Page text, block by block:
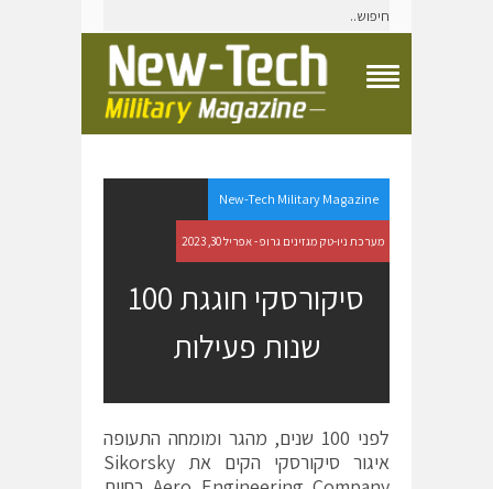
g
l
e
N
a
e
n
u
New-Tech Military Magazine
מערכת ניו-טק מגזינים גרופ - אפריל 30, 2023
סיקורסקי חוגגת 100
שנות פעילות
לפני 100 שנים, מהגר ומומחה התעופה
איגור סיקורסקי הקים את Sikorsky